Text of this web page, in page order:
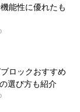
能性に優れたも
ロックおすすめ
選び方も紹介